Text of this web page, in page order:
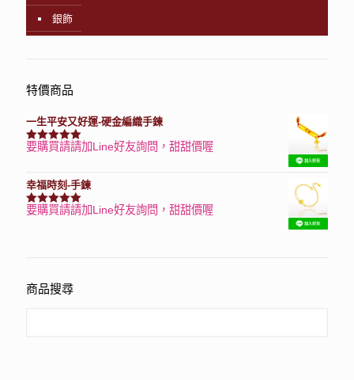
銀飾
特價商品
一生平安又好運-硬金編織手鍊
評分7740滿分 5
要購買請請加Line好友詢問，甜甜價喔
幸福時刻-手鍊
評分3150滿分 5
要購買請請加Line好友詢問，甜甜價喔
商品搜尋